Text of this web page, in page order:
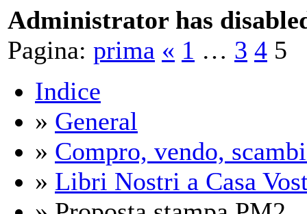
Administrator has
Pagina: prima « 1 … 3 4 5
Indice
» General
» Compro, vendo,
» Libri Nostri a Casa